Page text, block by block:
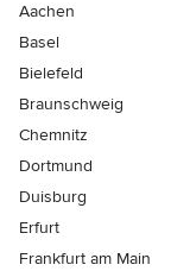
Aachen
Basel
Bielefeld
Braunschweig
Chemnitz
Dortmund
Duisburg
Erfurt
Frankfurt am Main